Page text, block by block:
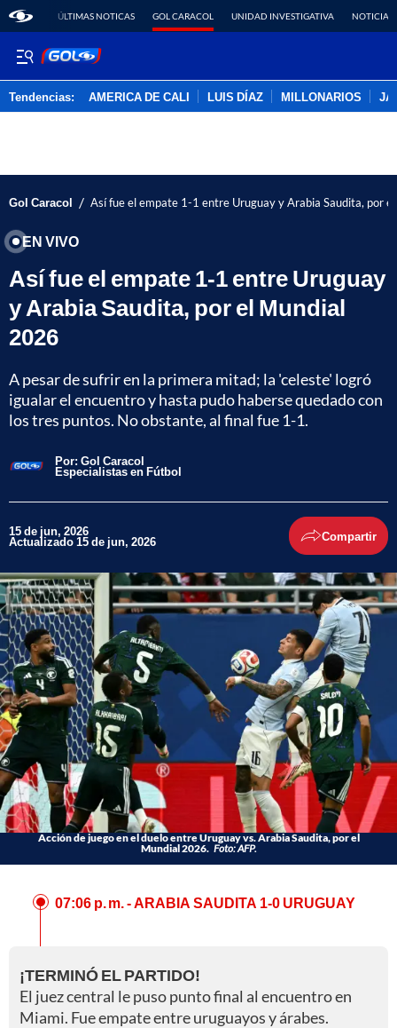
ÚLTIMAS NOTICAS GOL CARACOL UNIDAD INVESTIGATIVA NOTICIAS
Tendencias: AMERICA DE CALI LUIS DÍAZ MILLONARIOS
Gol Caracol / Así fue el empate 1-1 entre Uruguay y Arabia Saudita, por
EN VIVO
Así fue el empate 1-1 entre Uruguay
y Arabia Saudita, por el Mundial
2026
A pesar de sufrir en la primera mitad; la 'celeste' logró
igualar el encuentro y hasta pudo haberse quedado con
los tres puntos. No obstante, al final fue 1-1.
Por: Gol Caracol
Especialistas en Fútbol
15 de jun, 2026
Actualizado 15 de jun, 2026 Compartir
Acción de juego en el duelo entre Uruguay vs. Arabia Saudita, por el
Mundial 2026. Foto: AFP.
07:06 p. m. - ARABIA SAUDITA 1-0 URUGUAY
¡TERMINÓ EL PARTIDO!
El juez central le puso punto final al encuentro en
Miami. Fue empate entre uruguayos y árabes.